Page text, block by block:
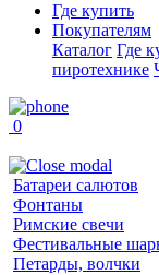
Где купить
Покупателям
Каталог Где
пиротехнике
0
Батареи салютов
Фонтаны
Римские свечи
Фестивальные
Петарды, волчки